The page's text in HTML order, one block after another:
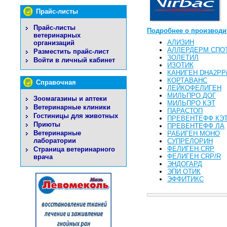
Прайс-листы
Прайс-листы
ветеринарных
организаций
Разместить прайс-лист
Войти в личный кабинет
Справочная
Зоомагазины и аптеки
Ветеринарные клиники
Гостиницы для животных
Приюты
Ветеринарные
лаборатории
Страница ветеринарного
врача
Подробнее о
АЛИЗИН
АЛЛЕРДЕРМ
ЗОЛЕТИЛ
ИЗОТИК
КАНИГЕН
КОРТАВАНС
ЛЕЙКОФЕЛИГЕН
МИЛЬПРО ДОГ
МИЛЬПРО КЭТ
ПАРАСТОП
ПРЕВЕНТЕФФ
ПРЕВЕНТЕФФ ЛА
РАБИГЕН МОНО
СУПРЕЛОРИН
ФЕЛИГЕН CRP
ФЕЛИГЕН CRP/R
ЭНДОГАРД
ЭПИ ОТИК
ЭФФИТИКС